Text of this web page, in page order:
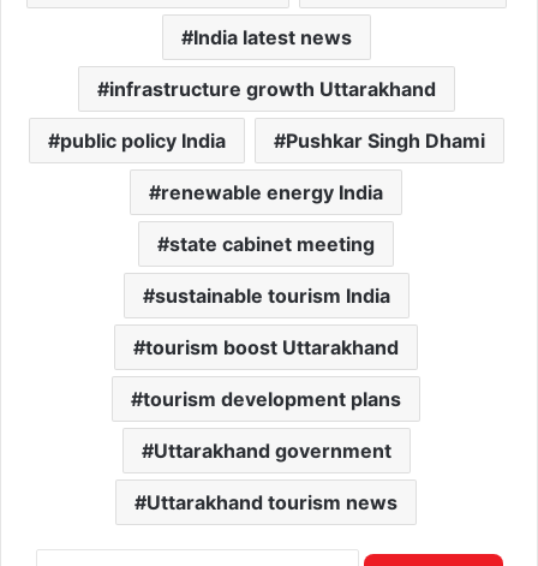
India latest news
infrastructure growth Uttarakhand
public policy India Pushkar Singh Dhami
renewable energy India
state cabinet meeting
sustainable tourism India
tourism boost Uttarakhand
tourism development plans
Uttarakhand government
Uttarakhand tourism news